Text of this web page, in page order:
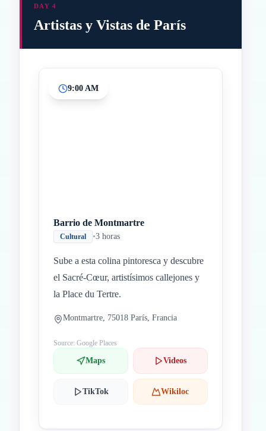
DAY 4
Artistas y Vistas de París
9:00 AM
Barrio de Montmartre
Cultural •3 horas
Sube a esta colina pintoresca y descubre
el Sacré-Cœur, artistísimos callejones y
la Place du Tertre.
Montmartre, 75018 París, Francia
Source: Google Places
Maps Videos
TikTok Wikiloc